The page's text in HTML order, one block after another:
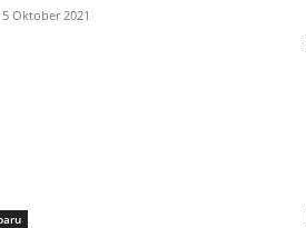
5 Oktober 2021